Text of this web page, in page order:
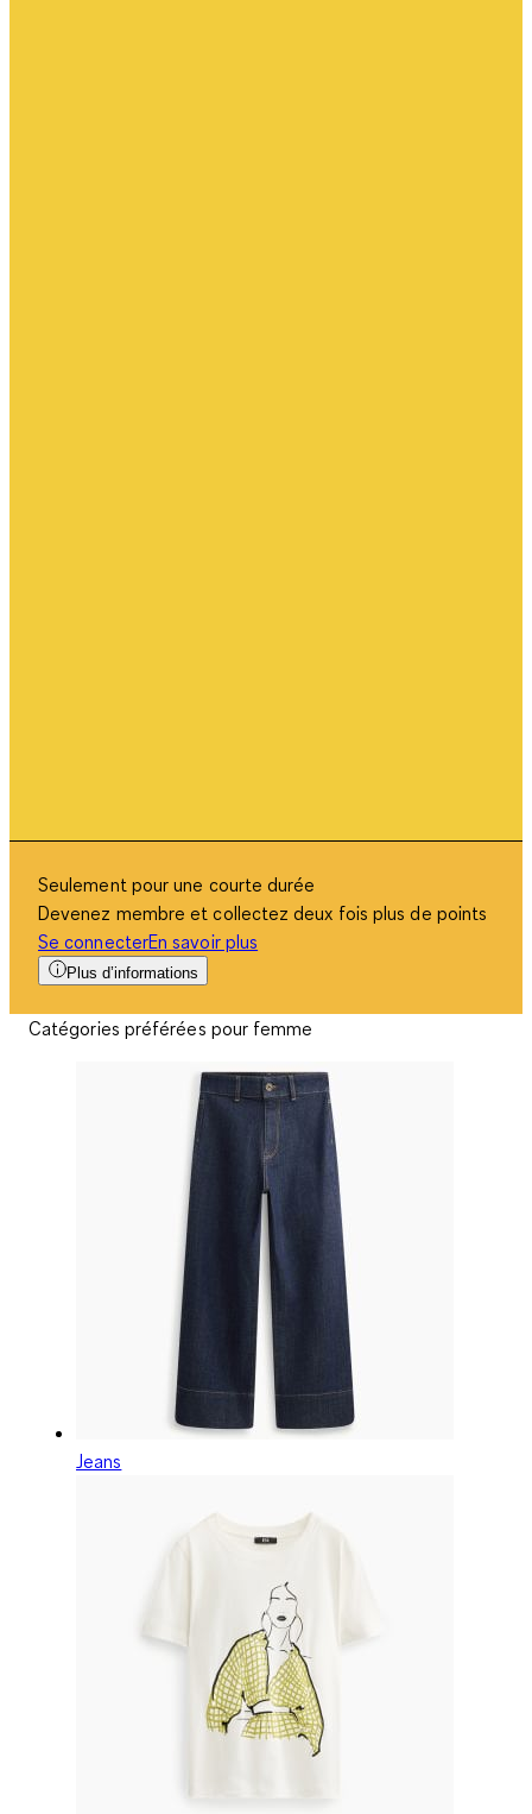
Seulement pour une courte durée
Devenez membre et collectez deux fois plus de points
Se connecterEn savoir plus
Plus d’informations
Catégories préférées pour femme
Jeans